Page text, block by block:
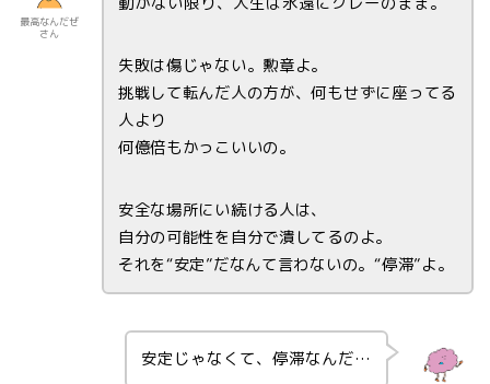
最高なんだぜ
さん
失敗は傷じゃない。勲章よ。
挑戦して転んだ人の方が、何もせずに座ってる
人より
何億倍もかっこいいの。
安全な場所にい続ける人は、
自分の可能性を自分で潰してるのよ。
それを“安定”だなんて言わないの。“停滞”よ。
安定じゃなくて、停滞なんだ…